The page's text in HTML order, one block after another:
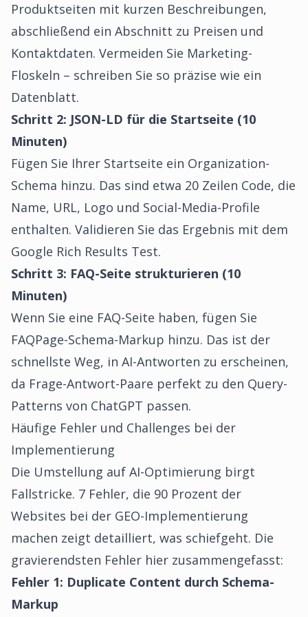
Produktseiten mit kurzen Beschreibungen,
abschließend ein Abschnitt zu Preisen und
Kontaktdaten. Vermeiden Sie Marketing-
Floskeln – schreiben Sie so präzise wie ein
Datenblatt.
Schritt 2: JSON-LD für die Startseite (10
Minuten)
Fügen Sie Ihrer Startseite ein Organization-
Schema hinzu. Das sind etwa 20 Zeilen Code, die
Name, URL, Logo und Social-Media-Profile
enthalten. Validieren Sie das Ergebnis mit dem
Google Rich Results Test.
Schritt 3: FAQ-Seite strukturieren (10
Minuten)
Wenn Sie eine FAQ-Seite haben, fügen Sie
FAQPage-Schema-Markup hinzu. Das ist der
schnellste Weg, in AI-Antworten zu erscheinen,
da Frage-Antwort-Paare perfekt zu den Query-
Patterns von ChatGPT passen.
Häufige Fehler und Challenges bei der
Implementierung
Die Umstellung auf AI-Optimierung birgt
Fallstricke. 7 Fehler, die 90 Prozent der
Websites bei der GEO-Implementierung
machen zeigt detailliert, was schiefgeht. Die
gravierendsten Fehler hier zusammengefasst:
Fehler 1: Duplicate Content durch Schema-
Markup